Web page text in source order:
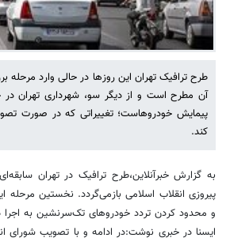
طرح ترافیک تهران این روزها در حالی وارد
آن مطرح است و از دیگر سو، شهرداری تهران در
پیمایش خودروهاست؛ تغییراتی که در صورت
کند.
به گزارش خبرآنلاین،طرح ترافیک در تهران
و محدود کردن تردد خودروهای تک‌سرنشین به اجرا